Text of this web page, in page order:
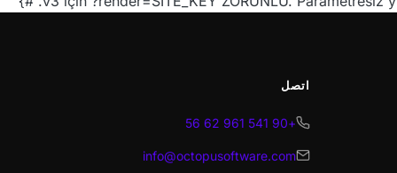
اتصل
+90 541 961 62 56
info@octopusoftware.com